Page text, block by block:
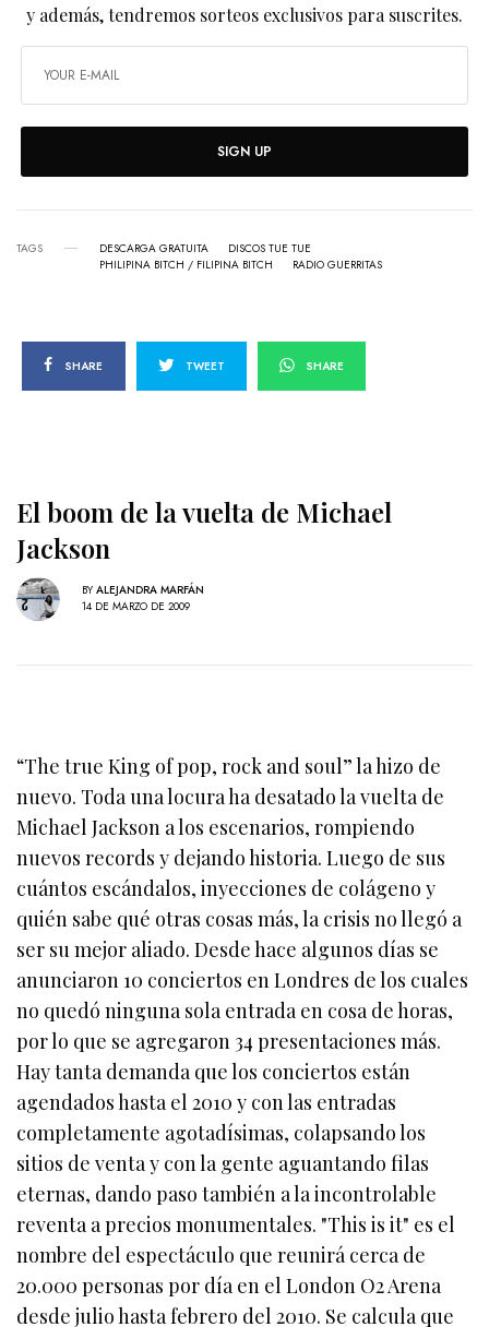
y además, tendremos sorteos exclusivos para suscrites.
SIGN UP
TAGS DESCARGA GRATUITA
DISCOS TUE TUE
PHILIPINA BITCH / FILIPINA BITCH
RADIO GUERRITAS
SHARE TWEET SHARE
El boom de la vuelta de Michael
Jackson
BY ALEJANDRA MARFÁN
14 DE MARZO DE 2009
“The true King of pop, rock and soul” la hizo de
nuevo. Toda una locura ha desatado la vuelta de
Michael Jackson a los escenarios, rompiendo
nuevos records y dejando historia. Luego de sus
cuántos escándalos, inyecciones de colágeno y
quién sabe qué otras cosas más, la crisis no llegó a
ser su mejor aliado. Desde hace algunos días se
anunciaron 10 conciertos en Londres de los cuales
no quedó ninguna sola entrada en cosa de horas,
por lo que se agregaron 34 presentaciones más.
Hay tanta demanda que los conciertos están
agendados hasta el 2010 y con las entradas
completamente agotadísimas, colapsando los
sitios de venta y con la gente aguantando filas
eternas, dando paso también a la incontrolable
reventa a precios monumentales. "This is it" es el
nombre del espectáculo que reunirá cerca de
20.000 personas por día en el London O2 Arena
desde julio hasta febrero del 2010. Se calcula que